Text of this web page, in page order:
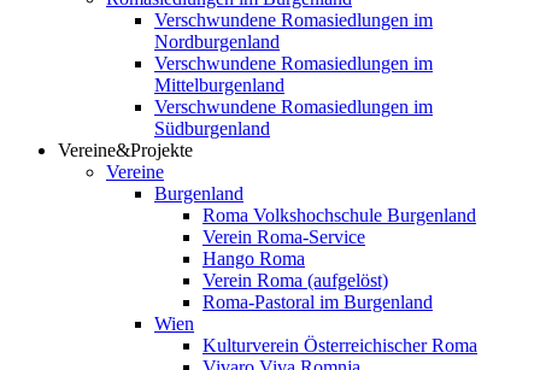
Verschwundene Romasiedlungen im
Nordburgenland
Verschwundene Romasiedlungen im
Mittelburgenland
Verschwundene Romasiedlungen im
Südburgenland
Vereine&Projekte
Vereine
Burgenland
Roma Volkshochschule Burgenland
Verein Roma-Service
Hango Roma
Verein Roma (aufgelöst)
Roma-Pastoral im Burgenland
Wien
Kulturverein Österreichischer Roma